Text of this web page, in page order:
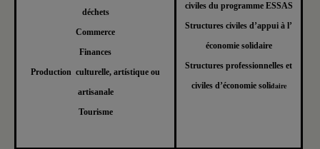
déchets
Commerce
Finances
Production culturelle, artístique ou
artisanale
Tourisme
civiles du programme ESSAS
Structures civiles d’appui à l’
économie solidaire
Structures professionnelles et
civiles d’économie solidaire